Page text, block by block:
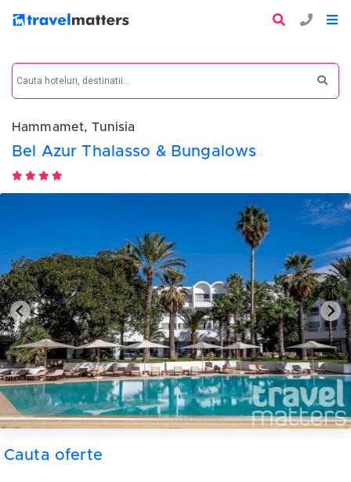
Hammamet, Tunisia
Bel Azur Thalasso & Bungalows
Cauta oferte